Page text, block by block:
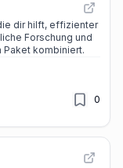
dir hilft, effizienter
Forschung und
kombiniert.
0